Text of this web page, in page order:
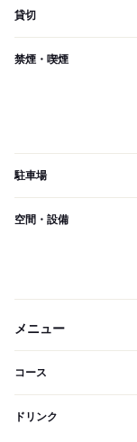
貸切
禁煙・喫煙
駐車場
空間・設備
メニュー
コース
ドリンク